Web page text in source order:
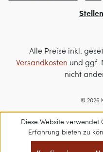
Alle Preise inkl.
Versandkosten und ggf.
nicht
© 2026
Diese Website verwendet
Erfahrung bieten zu